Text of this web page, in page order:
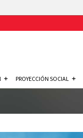
PROYECCIÓN SOCIAL